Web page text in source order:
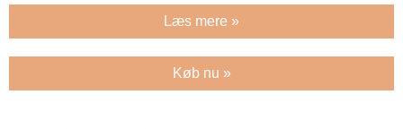
Læs mere »
Køb nu »